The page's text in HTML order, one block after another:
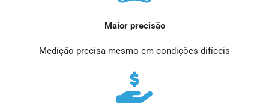
Maior precisão
Medição precisa mesmo em condições difíceis